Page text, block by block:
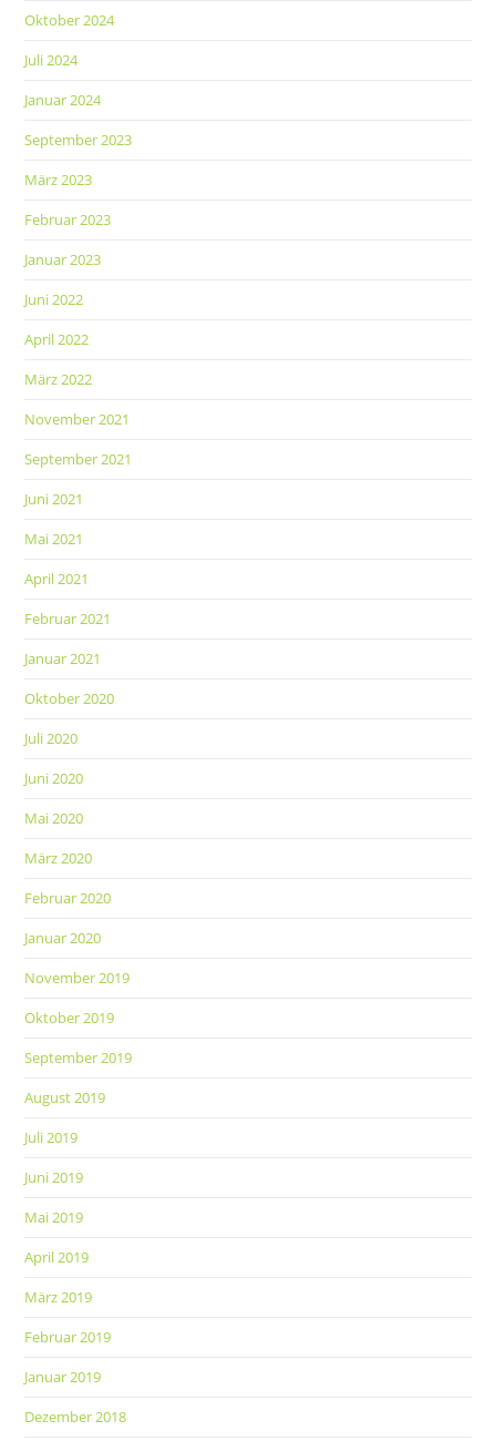
Oktober 2024
Juli 2024
Januar 2024
September 2023
März 2023
Februar 2023
Januar 2023
Juni 2022
April 2022
März 2022
November 2021
September 2021
Juni 2021
Mai 2021
April 2021
Februar 2021
Januar 2021
Oktober 2020
Juli 2020
Juni 2020
Mai 2020
März 2020
Februar 2020
Januar 2020
November 2019
Oktober 2019
September 2019
August 2019
Juli 2019
Juni 2019
Mai 2019
April 2019
März 2019
Februar 2019
Januar 2019
Dezember 2018